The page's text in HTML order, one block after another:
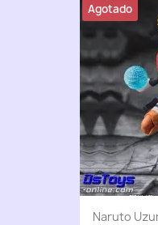
Naruto
Agotado